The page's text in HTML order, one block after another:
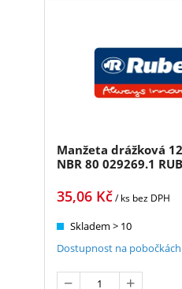
Manžeta drážková
NBR 80 029269.1
35,06Kč/ ks bez DPH
Skladem > 10
Dostupnost na pobočkách